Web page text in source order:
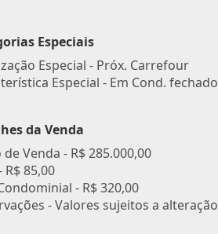
Especiais
Especial - Próx. Carrefour
Especial - Em Cond. fechado
da Venda
de Venda - R$ 285.000,00
R$ 85,00
- R$ 320,00
- Valores sujeitos a alteração